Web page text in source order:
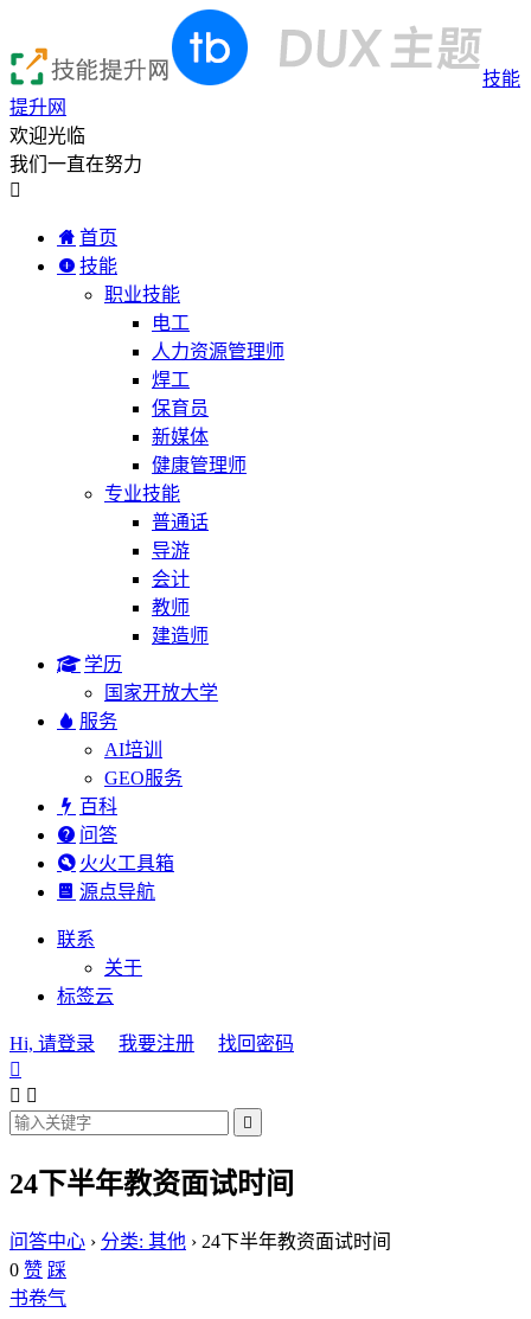
技能
提升网
欢迎光临
我们一直在努力

首页
技能
职业技能
电工
人力资源管理师
焊工
保育员
新媒体
健康管理师
专业技能
普通话
导游
会计
教师
建造师
学历
国家开放大学
服务
AI培训
GEO服务
百科
问答
火火工具箱
源点导航
联系
关于
标签云
Hi, 请登录 我要注册
找回密码

 

24下半年教资面试时间
问答中心 › 分类: 其他 › 24下半年教资面试时间
0 赞 踩
书卷气